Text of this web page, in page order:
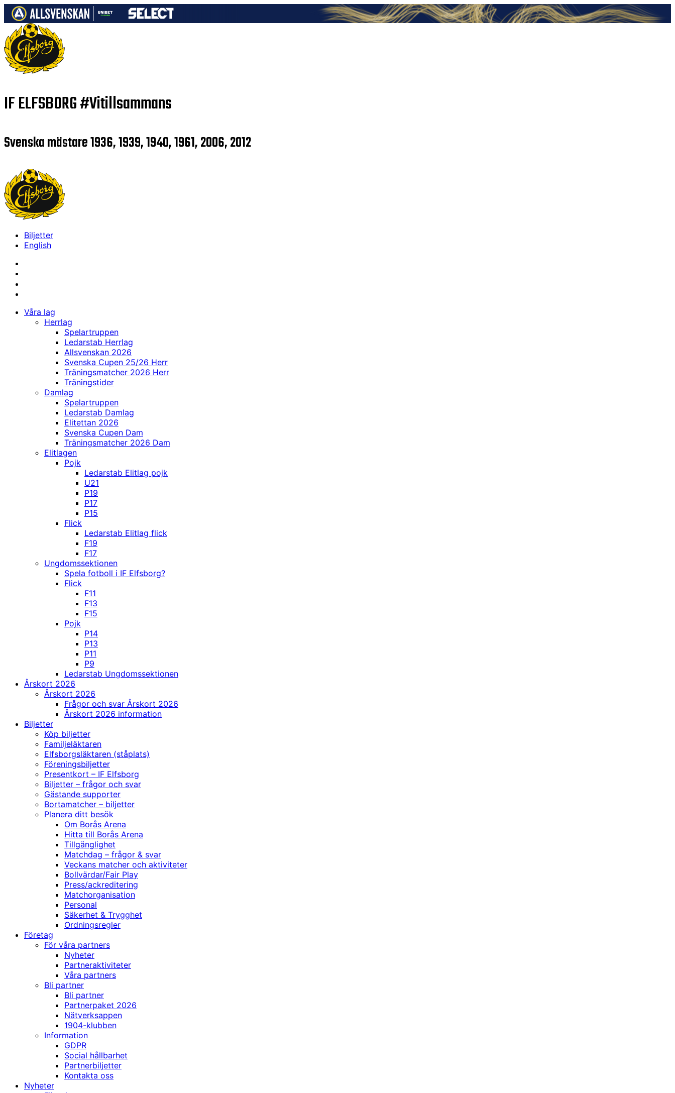
IF ELFSBORG#Vitillsammans
Svenska mästare 1936, 1939, 1940, 1961, 2006, 2012
Biljetter
English
Våra lag
Herrlag
Spelartruppen
Ledarstab Herrlag
Allsvenskan 2026
Svenska Cupen 25/26 Herr
Träningsmatcher 2026 Herr
Träningstider
Damlag
Spelartruppen
Ledarstab Damlag
Elitettan 2026
Svenska Cupen Dam
Träningsmatcher 2026 Dam
Elitlagen
Pojk
Ledarstab Elitlag pojk
U21
P19
P17
P15
Flick
Ledarstab Elitlag flick
F19
F17
Ungdomssektionen
Spela fotboll i IF Elfsborg?
Flick
F11
F13
F15
Pojk
P14
P13
P11
P9
Ledarstab Ungdomssektionen
Årskort 2026
Årskort 2026
Frågor och svar Årskort 2026
Årskort 2026 information
Biljetter
Köp biljetter
Familjeläktaren
Elfsborgsläktaren (ståplats)
Föreningsbiljetter
Presentkort – IF Elfsborg
Biljetter – frågor och svar
Gästande supporter
Bortamatcher – biljetter
Planera ditt besök
Om Borås Arena
Hitta till Borås Arena
Tillgänglighet
Matchdag – frågor & svar
Veckans matcher och aktiviteter
Bollvärdar/Fair Play
Press/ackreditering
Matchorganisation
Personal
Säkerhet & Trygghet
Ordningsregler
Företag
För våra partners
Nyheter
Partneraktiviteter
Våra partners
Bli partner
Bli partner
Partnerpaket 2026
Nätverksappen
1904-klubben
Information
GDPR
Social hållbarhet
Partnerbiljetter
Kontakta oss
Nyheter